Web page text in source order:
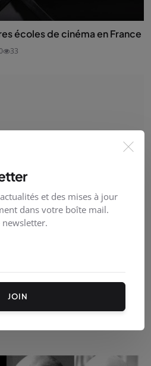
écoles de cinéma en France
33
et des mises à jour
dans votre boîte mail.
JOIN